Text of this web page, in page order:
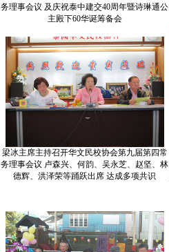
务理事会议 及庆祝泰中建交40周年暨诗琳通公
主殿下60华诞筹备会
梁冰主席主持召开华文民校协会第九届第四常
务理事会议 卢森兴、何韵、吴永芝、赵坚、林
德辉、洪泽荣等踊跃出席 达成多项共识